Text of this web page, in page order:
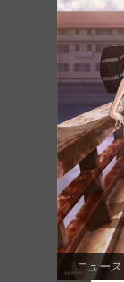
ニュース